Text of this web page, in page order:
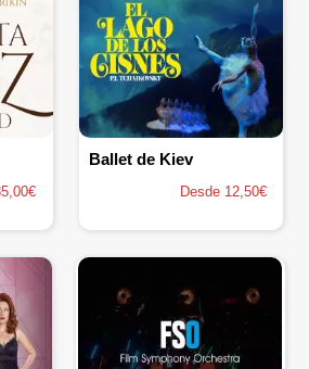
Ballet de Kiev
Desde 12,50€